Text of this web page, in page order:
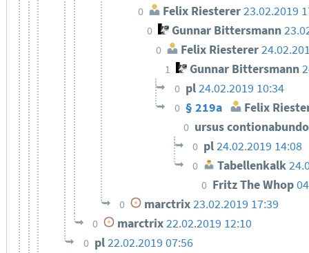
0 Felix Riesterer 23.02.2019
0 Gunnar Bittersmann
0 Felix Riesterer
1 Gunnar Bittersmann
0 pl24.02.2019 10:34
0 § 219a Felix
0 ursus
0 pl24.02.2019 14:08
0 Tabellenkalk
0 Fritz The Whop
0 marctrix23.02.2019 17:39
0 marctrix 22.02.2019 12:10
0 pl22.02.2019 07:56